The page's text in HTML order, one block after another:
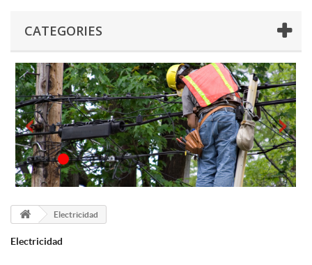
CATEGORIES
Electricidad
Electricidad